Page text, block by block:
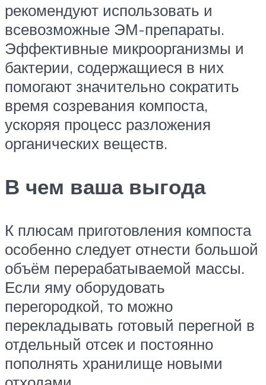
рекомендуют использовать и
всевозможные ЭМ-препараты.
Эффективные микроорганизмы и
бактерии, содержащиеся в них
помогают значительно сократить
время созревания компоста,
ускоряя процесс разложения
органических веществ.
В чем ваша выгода
К плюсам приготовления компоста
особенно следует отнести большой
объём перерабатываемой массы.
Если яму оборудовать
перегородкой, то можно
перекладывать готовый перегной в
отдельный отсек и постоянно
пополнять хранилище новыми